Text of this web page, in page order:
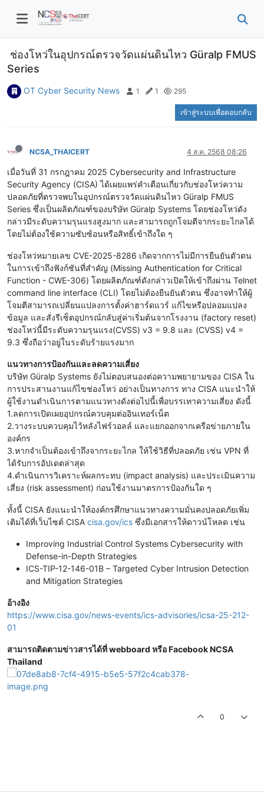
ช่องโหว่ในอุปกรณ์ตรวจวัดแผ่นดินไหว Güralp FMUS
Series
OT Cyber Security News 1 1 295
เข้าสู่ระบบเพื่อตอบกลับ
NCSA_THAICERT 4 ส.ค. 2568 08:26
เมื่อวันที่ 31 กรกฎาคม 2025 Cybersecurity and Infrastructure
Security Agency (CISA) ได้เผยแพร่คำเตือนเกี่ยวกับช่องโหว่ความ
ปลอดภัยที่ตรวจพบในอุปกรณ์ตรวจวัดแผ่นดินไหว Güralp FMUS
Series ซึ่งเป็นผลิตภัณฑ์ของบริษัท Güralp Systems โดยช่องโหว่ดัง
กล่าวมีระดับความรุนแรงสูงมาก และสามารถถูกโจมตีจากระยะไกลได้
โดยไม่ต้องใช้ความซับซ้อนหรือสิทธิ์เข้าถึงใด ๆ
ช่องโหว่หมายเลข CVE-2025-8286 เกิดจากการไม่มีการยืนยันตัวตน
ในการเข้าถึงฟังก์ชันที่สำคัญ (Missing Authentication for Critical
Function - CWE-306) โดยผลิตภัณฑ์ดังกล่าวเปิดให้เข้าถึงผ่าน Telnet
command line interface (CLI) โดยไม่ต้องยืนยันตัวตน ซึ่งอาจทำให้ผู้
โจมตีสามารถเปลี่ยนแปลงการตั้งค่าฮาร์ดแวร์ แก้ไขหรือปลอมแปลง
ข้อมูล และสั่งรีเซ็ตอุปกรณ์กลับสู่ค่าเริ่มต้นจากโรงงาน (factory reset)
ช่องโหว่นี้มีระดับความรุนแรง(CVSS) v3 = 9.8 และ (CVSS) v4 =
9.3 ซึ่งถือว่าอยู่ในระดับร้ายแรงมาก
แนวทางการป้องกันและลดความเสี่ยง
บริษัท Güralp Systems ยังไม่ตอบสนองต่อความพยายามของ CISA ใน
การประสานงานแก้ไขช่องโหว่ อย่างเป็นทางการ ทาง CISA แนะนำให้
ผู้ใช้งานดำเนินการตามแนวทางดังต่อไปนี้เพื่อบรรเทาความเสี่ยง ดังนี้
1.ลดการเปิดเผยอุปกรณ์ควบคุมต่ออินเทอร์เน็ต
2.วางระบบควบคุมไว้หลังไฟร์วอลล์ และแยกออกจากเครือข่ายภายใน
องค์กร
3.หากจำเป็นต้องเข้าถึงจากระยะไกล ให้ใช้วิธีที่ปลอดภัย เช่น VPN ที่
ได้รับการอัปเดตล่าสุด
4.ดำเนินการวิเคราะห์ผลกระทบ (impact analysis) และประเมินความ
เสี่ยง (risk assessment) ก่อนใช้งานมาตรการป้องกันใด ๆ
ทั้งนี้ CISA ยังแนะนำให้องค์กรศึกษาแนวทางความมั่นคงปลอดภัยเพิ่ม
เติมได้ที่เว็บไซต์ CISA cisa.gov/ics ซึ่งมีเอกสารให้ดาวน์โหลด เช่น
Improving Industrial Control Systems Cybersecurity with
Defense-in-Depth Strategies
ICS-TIP-12-146-01B – Targeted Cyber Intrusion Detection
and Mitigation Strategies
อ้างอิง
https://www.cisa.gov/news-events/ics-advisories/icsa-25-212-
01
สามารถติดตามข่าวสารได้ที่ webboard หรือ Facebook NCSA
Thailand
0